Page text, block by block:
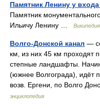
Памятник Ленину у
Памятник
Ильичу Ленину …
Википедия
Волго-Донской канал —
км, из них 45 км проходят
степные ландшафты.
(южнее Волгограда), идёт
возв. Ергени, по Волго
энциклопедия